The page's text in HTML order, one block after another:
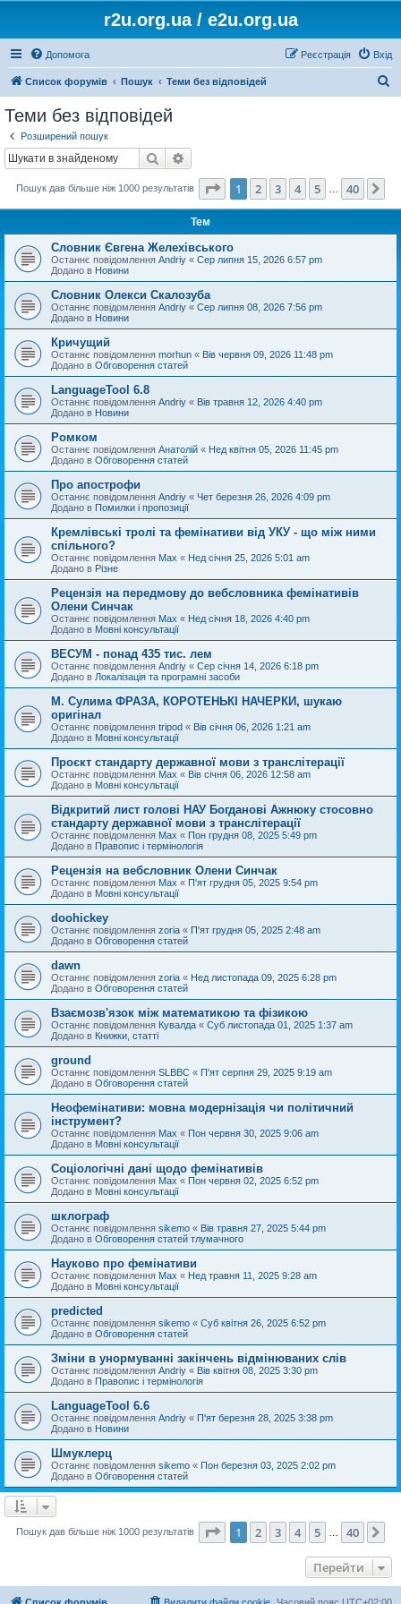
r2u.org.ua / e2u.org.ua
Допомога Вхід
Реєстрація
Список форумів Пошук Теми без відповідей
Теми без відповідей
Розширений пошук
Пошук
Пошук дав більше ніж 1000 результатів Сторінка 1 40
1 2 3 4 5 40
Тем
Словник Євгена Желехівського
Останнє повідомлення Andriy « Сер липня 15, 2026 6:57 pm
Додано в Новини
Словник Олекси Скалозуба
Останнє повідомлення Andriy « Сер липня 08, 2026 7:56 pm
Додано в Новини
Кричущий
Останнє повідомлення morhun « Вів червня 09, 2026 11:48 pm
Додано в Обговорення статей
LanguageTool 6.8
Останнє повідомлення Andriy « Вів травня 12, 2026 4:40 pm
Додано в Новини
Ромком
Останнє повідомлення Анатолій « Нед квітня 05, 2026 11:45 pm
Додано в Обговорення статей
Про апострофи
Останнє повідомлення Andriy « Чет березня 26, 2026 4:09 pm
Додано в Помилки і пропозиції
Кремлівські тролі та фемінативи від УКУ - що між ними
спільного?
Останнє повідомлення Max « Нед січня 25, 2026 5:01 am
Додано в Різне
Рецензія на передмову до вебсловника фемінативів
Олени Синчак
Останнє повідомлення Max « Нед січня 18, 2026 4:40 pm
Додано в Мовні консультації
ВЕСУМ - понад 435 тис. лем
Останнє повідомлення Andriy « Сер січня 14, 2026 6:18 pm
Додано в Локалізація та програмні засоби
М. Сулима ФРАЗА, КОРОТЕНЬКІ НАЧЕРКИ, шукаю
оригінал
Останнє повідомлення tripod « Вів січня 06, 2026 1:21 am
Додано в Мовні консультації
Проєкт стандарту державної мови з транслітерації
Останнє повідомлення Max « Вів січня 06, 2026 12:58 am
Додано в Мовні консультації
Відкритий лист голові НАУ Богданові Ажнюку стосовно
стандарту державної мови з транслітерації
Останнє повідомлення Max « Пон грудня 08, 2025 5:49 pm
Додано в Правопис і термінологія
Рецензія на вебсловник Олени Синчак
Останнє повідомлення Max « П'ят грудня 05, 2025 9:54 pm
Додано в Мовні консультації
doohickey
Останнє повідомлення zoria « П'ят грудня 05, 2025 2:48 am
Додано в Обговорення статей
dawn
Останнє повідомлення zoria « Нед листопада 09, 2025 6:28 pm
Додано в Обговорення статей
Взаємозв'язок між математикою та фізикою
Останнє повідомлення Кувалда « Суб листопада 01, 2025 1:37 am
Додано в Книжки, статті
ground
Останнє повідомлення SLBBC « П'ят серпня 29, 2025 9:19 am
Додано в Обговорення статей
Неофемінативи: мовна модернізація чи політичний
інструмент?
Останнє повідомлення Max « Пон червня 30, 2025 9:06 am
Додано в Мовні консультації
Соціологічні дані щодо фемінативів
Останнє повідомлення Max « Пон червня 02, 2025 6:52 pm
Додано в Мовні консультації
шклограф
Останнє повідомлення sikemo « Вів травня 27, 2025 5:44 pm
Додано в Обговорення статей тлумачного
Науково про фемінативи
Останнє повідомлення Max « Нед травня 11, 2025 9:28 am
Додано в Мовні консультації
predicted
Останнє повідомлення sikemo « Суб квітня 26, 2025 6:52 pm
Додано в Обговорення статей
Зміни в унормуванні закінчень відмінюваних слів
Останнє повідомлення Andriy « Вів квітня 08, 2025 3:30 pm
Додано в Правопис і термінологія
LanguageTool 6.6
Останнє повідомлення Andriy « П'ят березня 28, 2025 3:38 pm
Додано в Новини
Шмуклерц
Останнє повідомлення sikemo « Пон березня 03, 2025 2:02 pm
Додано в Обговорення статей
Пошук дав більше ніж 1000 результатів Сторінка 1 40
1 2 3 4 5 40
Перейти
Список форумів Часовий пояс UTC+02:00
Видалити файли cookie